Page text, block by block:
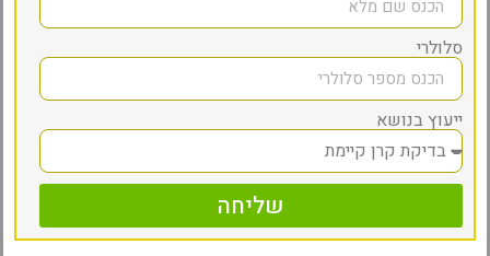
סלולרי
ייעוץ בנושא
שליחה